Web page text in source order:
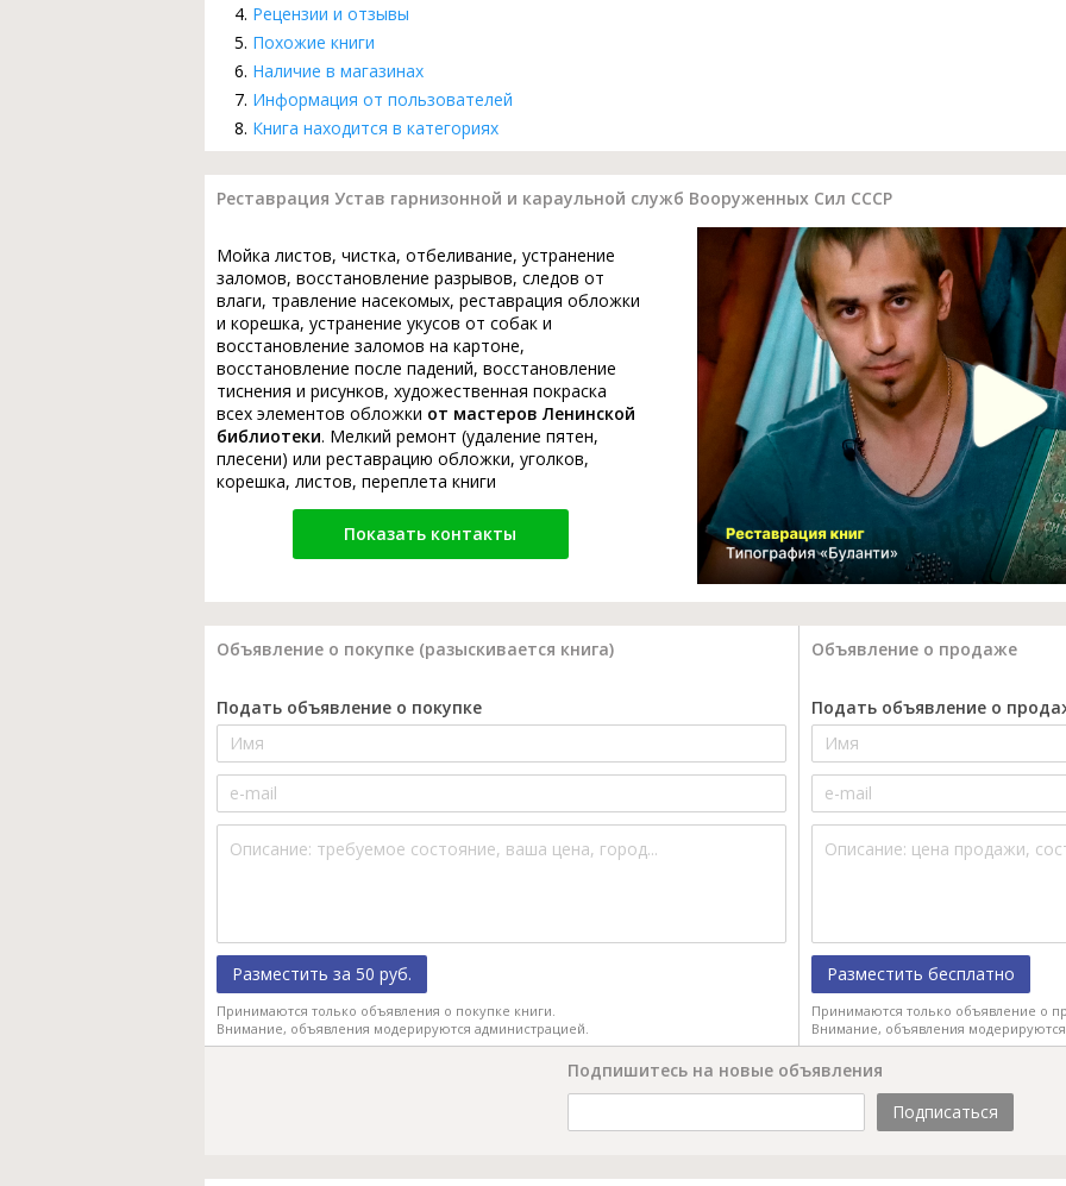
Рецензии и отзывы
Похожие книги
Наличие в магазинах
Информация от пользователей
Книга находится в категориях
Реставрация Устав гарнизонной и караульной служб Вооруженных Сил СССР
Мойка листов, чистка, отбеливание, устранение
заломов, восстановление разрывов, следов от
влаги, травление насекомых, реставрация обложки
и корешка, устранение укусов от собак и
восстановление заломов на картоне,
восстановление после падений, восстановление
тиснения и рисунков, художественная покраска
всех элементов обложки от мастеров Ленинской
библиотеки. Мелкий ремонт (удаление пятен,
плесени) или реставрацию обложки, уголков,
корешка, листов, переплета книги
Показать контакты
Объявление о покупке (разыскивается книга) Объявление о продаже
Подать объявление о покупке
Разместить за 50 руб.
Принимаются только объявления о покупке книги.
Внимание, объявления модерируются администрацией.
Подать объявление о
Разместить бесплатно
Принимаются только объявление о
Внимание, объявления
Подпишитесь на новые объявления
Подписаться